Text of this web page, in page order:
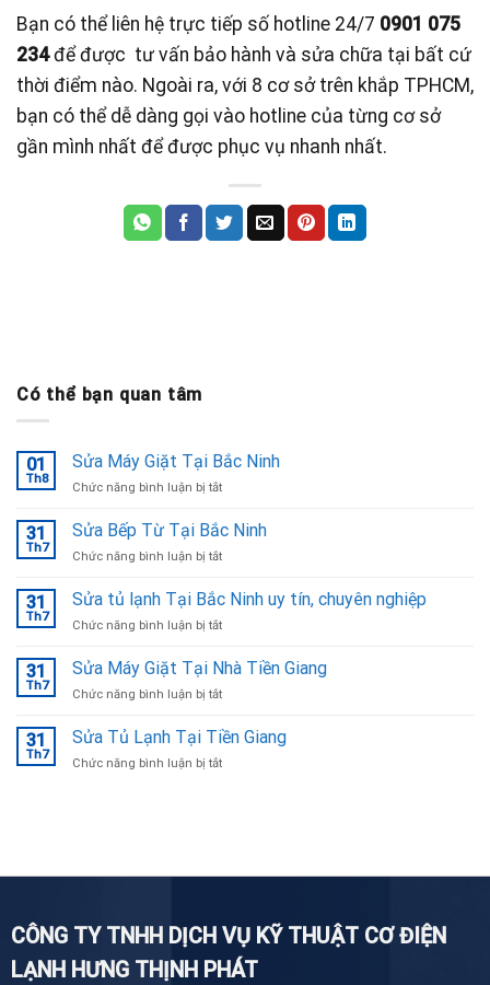
Bạn có thể liên hệ trực tiếp số hotline 24/7 0901 075
234để được tư vấn bảo hành và sửa chữa tại bất cứ
thời điểm nào. Ngoài ra, với 8 cơ sở trên khắp TPHCM,
bạn có thể dễ dàng gọi vào hotline của từng cơ sở
gần mình nhất để được phục vụ nhanh nhất.
Có thể bạn quan tâm
01
Th8
Sửa Máy Giặt Tại Bắc Ninh
Chức năng bình luận bị tắtở
Máy
Tại
Ninh
31
Th7
Sửa Bếp Từ Tại Bắc Ninh
Chức năng bình luận bị tắtở
Bếp
Tại
Ninh
31
Th7
Sửa tủ lạnh Tại Bắc Ninh uy tín, chuyên nghiệp
Chức năng bình luận bị tắtở
tủ
Tại
Ninh
31
Th7
Sửa Máy Giặt Tại Nhà Tiền Giang
Chức năng bình luận bị tắtở
Máy
Tại
31
Th7
Sửa Tủ Lạnh Tại Tiền Giang
Chức năng bình luận bị tắtở
Giang
CÔNG TY TNHH DỊCH VỤ KỸ THUẬT CƠ ĐIỆN
LẠNH HƯNG THỊNH PHÁT